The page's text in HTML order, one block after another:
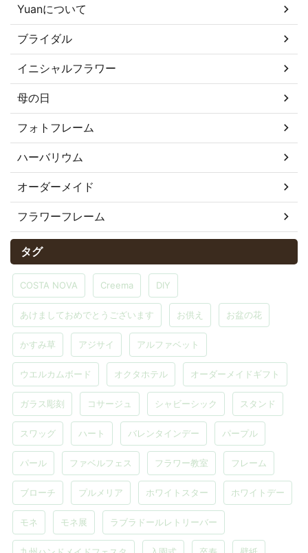
Yuanについて
ブライダル
イニシャルフラワー
母の日
フォトフレーム
ハーバリウム
オーダーメイド
フラワーフレーム
タグ
COSTA NOVA Creema DIY
あけましておめでとうございます お供え お盆の花
かすみ草 アジサイ アルファベット
ウエルカムボード オクタホテル オーダーメイドギフト
ガラス彫刻 コサージュ シャビーシック スタンド
スワッグ ハート バレンタインデー パープル
パール ファベルフェス フラワー教室 フレーム
ブローチ プルメリア ホワイトスター ホワイトデー
モネ モネ展 ラブラドールレトリーバー